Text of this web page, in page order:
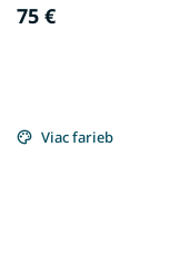
75 €
Viac farieb